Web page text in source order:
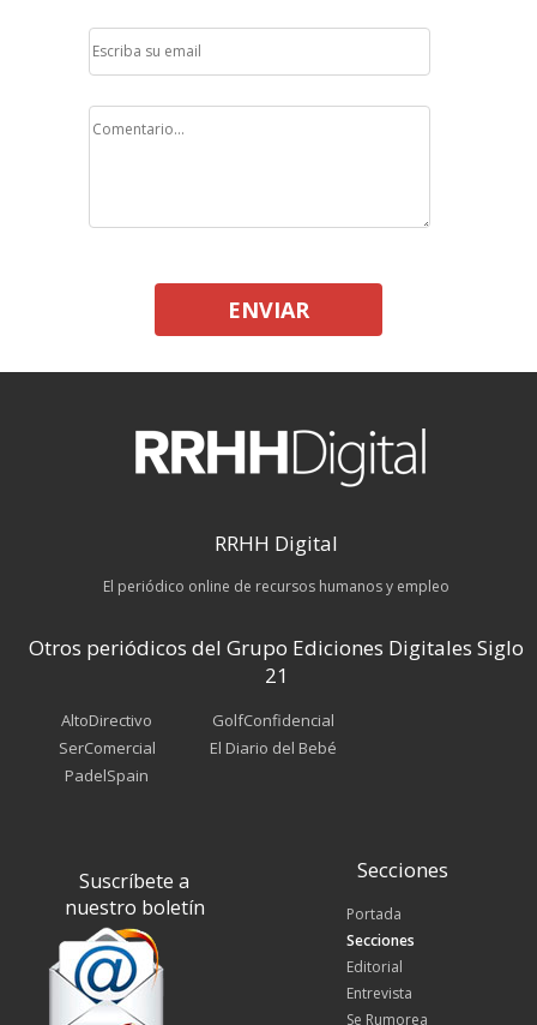
ENVIAR
RRHH Digital
El periódico online de recursos humanos y empleo
Otros periódicos del Grupo Ediciones Digitales Siglo
21
AltoDirectivo
SerComercial
PadelSpain
GolfConfidencial
El Diario del Bebé
Suscríbete a
nuestro boletín
Secciones
Portada
Secciones
Editorial
Entrevista
Se Rumorea